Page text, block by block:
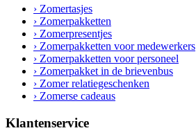
› Zomertasjes
› Zomerpakketten
› Zomerpresentjes
› Zomerpakketten voor medewerkers
› Zomerpakketten voor personeel
› Zomerpakket in de brievenbus
› Zomer relatiegeschenken
› Zomerse cadeaus
Klantenservice